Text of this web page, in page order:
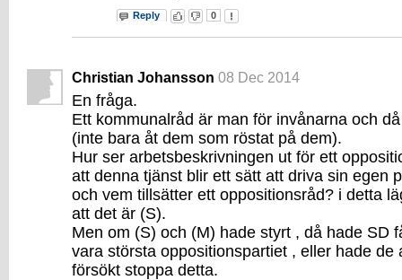
Reply 0
Christian Johansson 08 Dec 2014
En fråga.
Ett kommunalråd är man för invånarna och
(inte bara åt dem som röstat på dem).
Hur ser arbetsbeskrivningen ut för ett
att denna tjänst blir ett sätt att driva sin egen
och vem tillsätter ett oppositionsråd? i detta
att det är (S).
Men om (S) och (M) hade styrt , då hade SD
vara största oppositionspartiet , eller hade de
försökt stoppa detta.